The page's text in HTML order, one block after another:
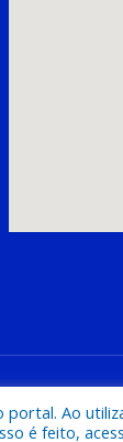
Ao
é feito,